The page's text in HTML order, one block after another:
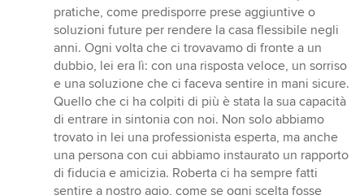
pratiche, come predisporre prese aggiuntive o
soluzioni future per rendere la casa flessibile negli
anni. Ogni volta che ci trovavamo di fronte a un
dubbio, lei era lì: con una risposta veloce, un sorriso
e una soluzione che ci faceva sentire in mani sicure.
Quello che ci ha colpiti di più è stata la sua capacità
di entrare in sintonia con noi. Non solo abbiamo
trovato in lei una professionista esperta, ma anche
una persona con cui abbiamo instaurato un rapporto
di fiducia e amicizia. Roberta ci ha sempre fatti
sentire a nostro agio, come se ogni scelta fosse